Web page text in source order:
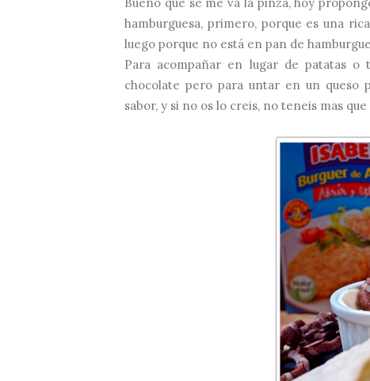
hamburguesa, primero, porque es una
luego porque no está en pan de
Para acompañar en lugar de patatas
chocolate pero para untar en un queso
sabor, y si no os lo creis, no teneis mas